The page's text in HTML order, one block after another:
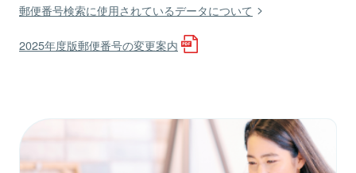
郵便番号検索に使用されているデータについて
2025年度版郵便番号の変更案内